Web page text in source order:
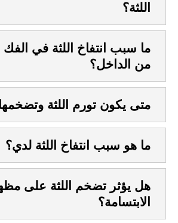
اللثة؟
ما سبب انتفاخ اللثة في الفك
من الداخل؟
متى يكون تورم اللثة
ما هو سبب انتفاخ اللثة لدي؟
هل يؤثر تضخم اللثة على
الابتسامة؟